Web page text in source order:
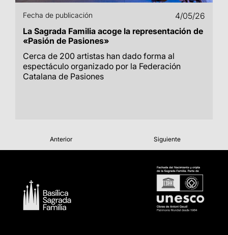
Fecha de publicación
4/05/26
La Sagrada Familia acoge la representación de
«Pasión de Pasiones»
Cerca de 200 artistas han dado forma al
espectáculo organizado por la Federación
Catalana de Pasiones
Anterior Siguiente